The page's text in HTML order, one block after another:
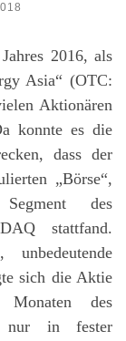
2016, als
Asia“ (OTC:
Aktionären
konnte es die
dass der
„Börse“,
des
stattfand.
sich die Aktie
des
nur in fester